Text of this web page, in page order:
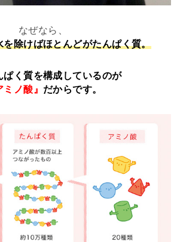
なぜなら、
を除けばほとんどがたんぱく質。
ぱく質を構成しているのが
ミノ酸』 だからです。